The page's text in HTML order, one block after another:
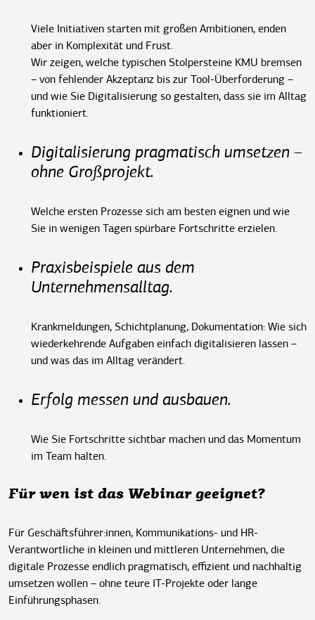
Viele Initiativen starten mit großen Ambitionen, enden
aber in Komplexität und Frust.
Wir zeigen, welche typischen Stolpersteine KMU bremsen
– von fehlender Akzeptanz bis zur Tool-Überforderung –
und wie Sie Digitalisierung so gestalten, dass sie im Alltag
funktioniert.
Digitalisierung pragmatisch umsetzen –
ohne Großprojekt.
Welche ersten Prozesse sich am besten eignen und wie
Sie in wenigen Tagen spürbare Fortschritte erzielen.
Praxisbeispiele aus dem
Unternehmensalltag.
Krankmeldungen, Schichtplanung, Dokumentation: Wie sich
wiederkehrende Aufgaben einfach digitalisieren lassen –
und was das im Alltag verändert.
Erfolg messen und ausbauen.
Wie Sie Fortschritte sichtbar machen und das Momentum
im Team halten.
Für wen ist das Webinar geeignet?
Für Geschäftsführer:innen, Kommunikations- und HR-
Verantwortliche in kleinen und mittleren Unternehmen, die
digitale Prozesse endlich pragmatisch, effizient und nachhaltig
umsetzen wollen – ohne teure IT-Projekte oder lange
Einführungsphasen.